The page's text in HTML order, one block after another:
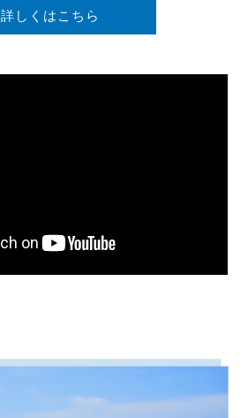
詳しくはこちら